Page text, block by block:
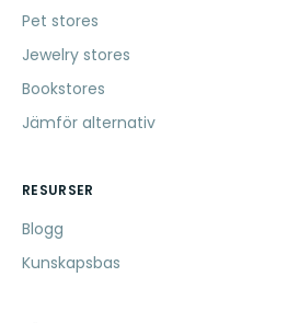
Pet stores
Jewelry stores
Bookstores
Jämför alternativ
RESURSER
Blogg
Kunskapsbas